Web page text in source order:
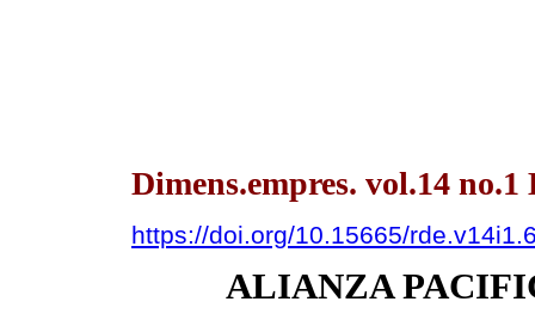
Dimens.empres. vol.14
https://doi.org/10.15665/
ALIANZA